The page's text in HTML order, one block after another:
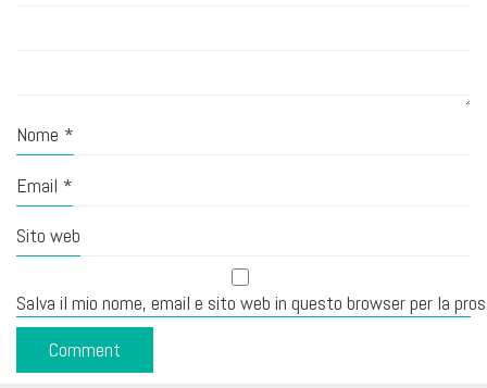
Nome *
Email *
Sito web
Salva il mio nome, email e sito web in questo browser per la